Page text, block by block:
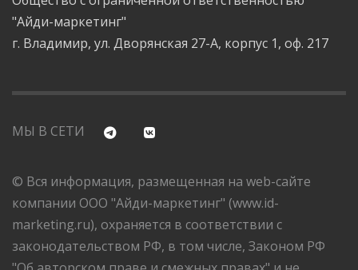
"Айди-маркетинг"
г. Владимир, ул. Дворянская 27-А, корпус 1, оф. 217
МЫ В СЕТИ
© Вся информация, размещенная на web-сайте
компании ООО "Айди-маркетинг" (www.id-
marketing.ru), охраняется в соответствии с
законодательством РФ, в том числе, Законом РФ